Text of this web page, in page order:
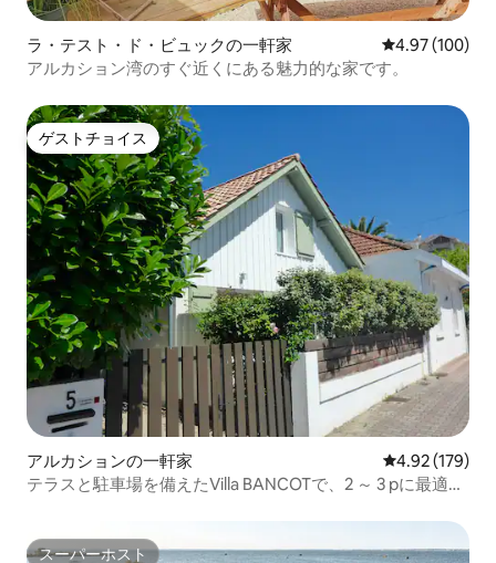
ラ・テスト・ド・ビュックの一軒家 レビュー100
4.97 (100)
アルカション湾のすぐ近くにある魅力的な家です。
ゲストチョイス
ゲストチョイス
アルカションの一軒家 レビュー179
4.92 (179)
テラスと駐車場を備えたVilla BANCOTで、2 ～ 3 pに最適で
スーパーホスト